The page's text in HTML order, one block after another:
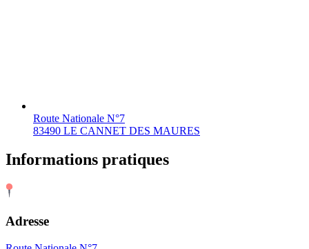
Route Nationale N°7
83490 LE CANNET DES MAURES
Informations pratiques
Adresse